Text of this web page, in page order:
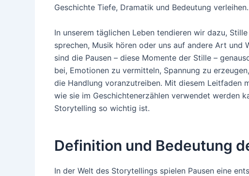
Geschichte Tiefe, Dramatik und Bedeutung verleihen.
In unserem täglichen Leben tendieren wir dazu,
sprechen, Musik hören oder uns auf andere Art und
sind die Pausen – diese Momente der Stille –
bei, Emotionen zu vermitteln, Spannung zu
die Handlung voranzutreiben. Mit diesem Leitfaden
wie sie im Geschichtenerzählen verwendet werden
Storytelling so wichtig ist.
Definition und Bedeutung
In der Welt des Storytellings spielen Pausen eine